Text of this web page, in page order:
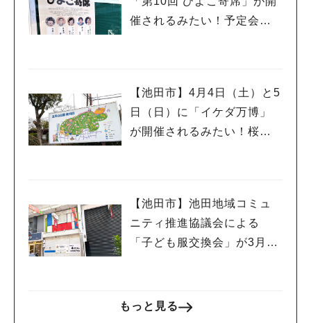
催されるみたい！予定会場
【池田市】4月4日（土）と5
日（日）に「イケダ万博」
が開催されるみたい！桜も
【池田市】池田地域コミュ
ニティ推進協議会による
「子ども服交換会」が3月29
もっと見る
#教えたい／教えて投稿記事#大阪学院大 商品開発プロジェクト